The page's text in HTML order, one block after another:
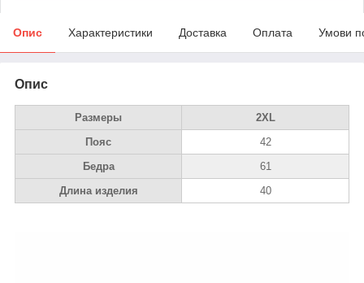
Опис Характеристики Доставка Оплата Умови
Опис
Размеры
2XL
Пояс
42
Бедра
61
Длина изделия
40